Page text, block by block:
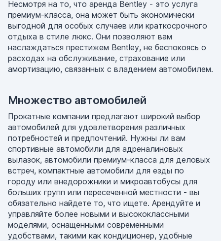
Несмотря на то, что аренда Bentley - это услуга
премиум-класса, она может быть экономически
выгодной для особых случаев или краткосрочного
отдыха в стиле люкс. Они позволяют вам
наслаждаться престижем Bentley, не беспокоясь о
расходах на обслуживание, страхование или
амортизацию, связанных с владением автомобилем.
Множество автомобилей
Прокатные компании предлагают широкий выбор
автомобилей для удовлетворения различных
потребностей и предпочтений. Нужны ли вам
спортивные автомобили для адреналиновых
вылазок, автомобили премиум-класса для деловых
встреч, компактные автомобили для езды по
городу или внедорожники и микроавтобусы для
больших групп или пересеченной местности - вы
обязательно найдете то, что ищете. Арендуйте и
управляйте более новыми и высококлассными
моделями, оснащенными современными
удобствами, такими как кондиционер, удобные